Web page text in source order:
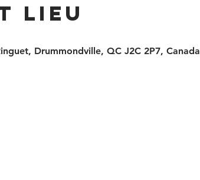
lieu
Drummondville, QC J2C 2P7, Canada